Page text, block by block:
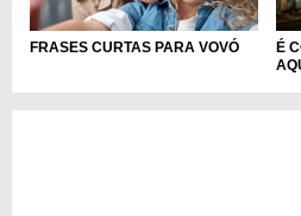
FRASES CURTAS PARA VOVÓ
É